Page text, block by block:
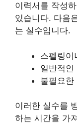
이력서를 작성
있습니다. 다음
는 실수입니다.
스펠링이
일반적인
불필요한
이러한 실수를
하는 시간을 가